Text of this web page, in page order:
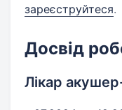
зареєструйтеся.
Досвід
Лікар